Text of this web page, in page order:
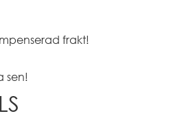
frakt!
sen!